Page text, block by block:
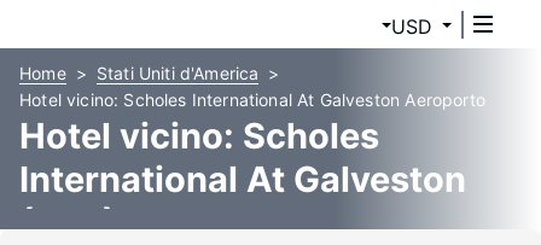
USD
Home
Stati Uniti d'America
Hotel vicino: Scholes International At Galveston Aeroporto
Hotel vicino: Scholes
International At Galveston
(GLS)